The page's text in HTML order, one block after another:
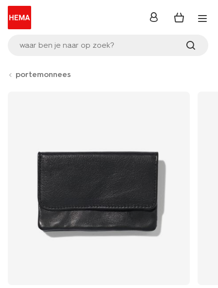
waar ben je naar op zoek?
inloggen
portemonnees